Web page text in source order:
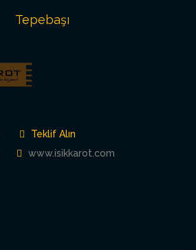
Tepebaşı
Teklif Alın
www.isikkarot.com